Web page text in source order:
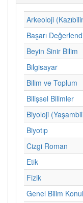
Arkeoloji
Başarı
Beyin Sinir Bilim
Bilgisayar
Bilim ve Toplum
Bilişsel Bilimler
Biyoloji
Biyotıp
Cizgi Roman
Etik
Fizik
Genel Bilim